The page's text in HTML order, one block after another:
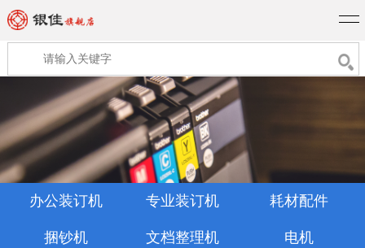
办公装订机 专业装订机 耗材配件
捆钞机 文档整理机 电机